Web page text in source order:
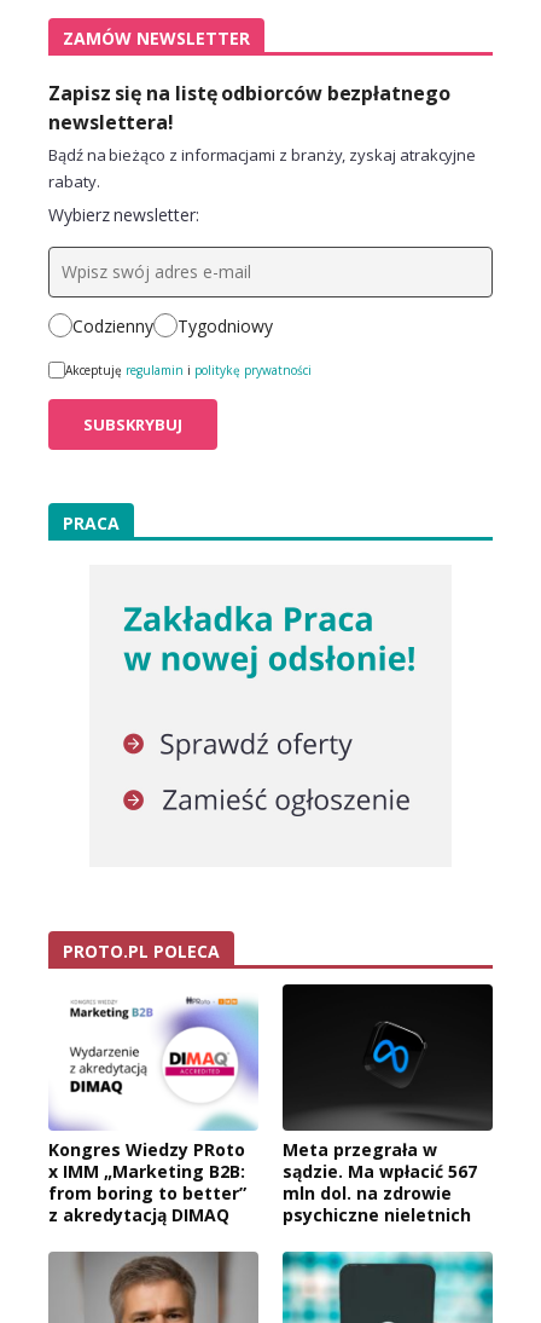
ZAMÓW NEWSLETTER
Zapisz się na listę odbiorców bezpłatnego
newslettera!
Bądź na bieżąco z informacjami z branży, zyskaj atrakcyjne
rabaty.
Wybierz newsletter:
Codzienny Tygodniowy
Akceptuję regulamin i politykę prywatności
PRACA
PROTO.PL POLECA
Kongres Wiedzy PRoto
x IMM „Marketing B2B:
from boring to better”
z akredytacją DIMAQ
Meta przegrała w
sądzie. Ma wpłacić 567
mln dol. na zdrowie
psychiczne nieletnich